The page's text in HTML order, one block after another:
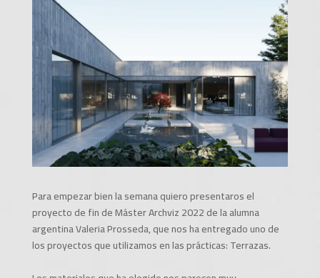
Para empezar bien la semana quiero presentaros el
proyecto de fin de Máster Archviz 2022 de la alumna
argentina Valeria Prosseda, que nos ha entregado uno de
los proyectos que utilizamos en las prácticas: Terrazas.